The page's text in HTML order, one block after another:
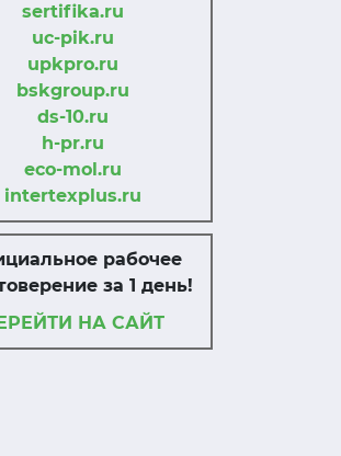
sertifika.ru
uc-pik.ru
upkpro.ru
bskgroup.ru
ds-10.ru
h-pr.ru
eco-mol.ru
intertexplus.ru
рабочее
за 1 день!
НА САЙТ